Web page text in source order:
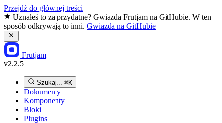
Przejdź do głównej treści
Uznałeś to za przydatne? Gwiazda Frutjam na GitHubie. W ten
sposób odkrywają to inni. Gwiazda na GitHubie
Frutjam
v2.2.5
Szukaj... ⌘K
Dokumenty
Komponenty
Bloki
Plugins